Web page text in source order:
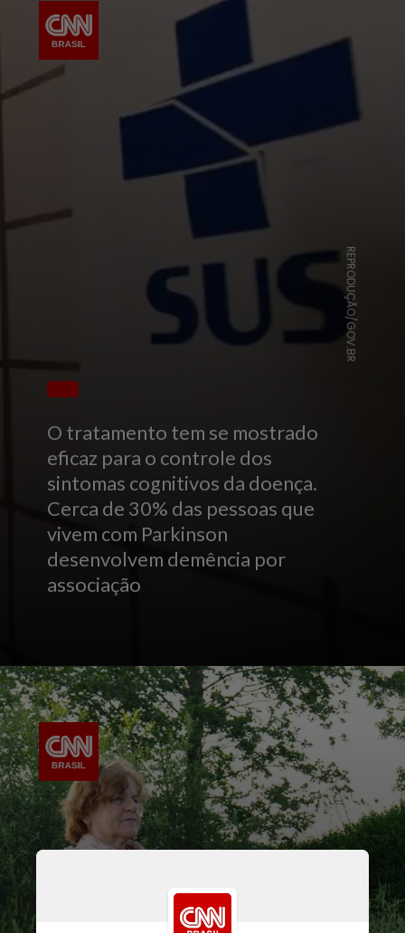
O tratamento tem se mostrado
eficaz para o controle dos
sintomas cognitivos da doença.
Cerca de 30% das pessoas que
vivem com Parkinson
desenvolvem demência por
associação
REPRODUÇÃO/GOV.BR